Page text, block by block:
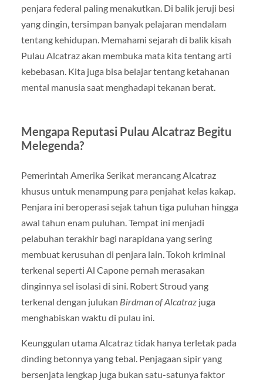
penjara federal paling menakutkan. Di balik jeruji besi
yang dingin, tersimpan banyak pelajaran mendalam
tentang kehidupan. Memahami sejarah di balik kisah
Pulau Alcatraz akan membuka mata kita tentang arti
kebebasan. Kita juga bisa belajar tentang ketahanan
mental manusia saat menghadapi tekanan berat.
Mengapa Reputasi Pulau Alcatraz Begitu
Melegenda?
Pemerintah Amerika Serikat merancang Alcatraz
khusus untuk menampung para penjahat kelas kakap.
Penjara ini beroperasi sejak tahun tiga puluhan hingga
awal tahun enam puluhan. Tempat ini menjadi
pelabuhan terakhir bagi narapidana yang sering
membuat kerusuhan di penjara lain. Tokoh kriminal
terkenal seperti Al Capone pernah merasakan
dinginnya sel isolasi di sini. Robert Stroud yang
terkenal dengan julukan Birdman of Alcatrazjuga
menghabiskan waktu di pulau ini.
Keunggulan utama Alcatraz tidak hanya terletak pada
dinding betonnya yang tebal. Penjagaan sipir yang
bersenjata lengkap juga bukan satu-satunya faktor